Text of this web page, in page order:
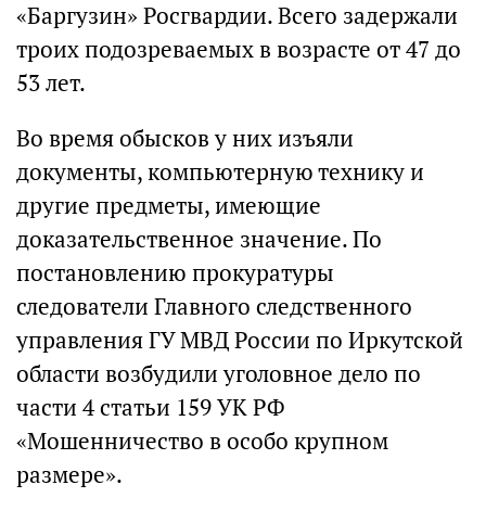
«Баргузин» Росгвардии. Всего задержали
троих подозреваемых в возрасте от 47 до
53 лет.
Во время обысков у них изъяли
документы, компьютерную технику и
другие предметы, имеющие
доказательственное значение. По
постановлению прокуратуры
следователи Главного следственного
управления ГУ МВД России по Иркутской
области возбудили уголовное дело по
части 4 статьи 159 УК РФ
«Мошенничество в особо крупном
размере».